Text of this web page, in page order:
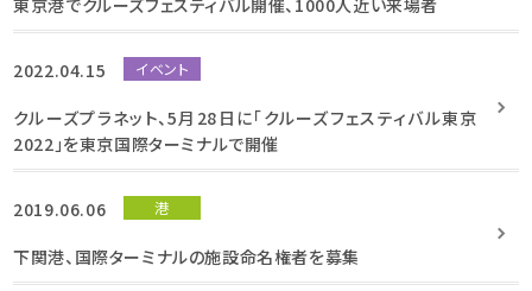
東京港でクルーズフェスティバル開催、1000人近い来場者
2022.04.15 イベント
クルーズプラネット、5月28日に「クルーズフェスティバル東京
2022」を東京国際ターミナルで開催
2019.06.06 港
下関港、国際ターミナルの施設命名権者を募集